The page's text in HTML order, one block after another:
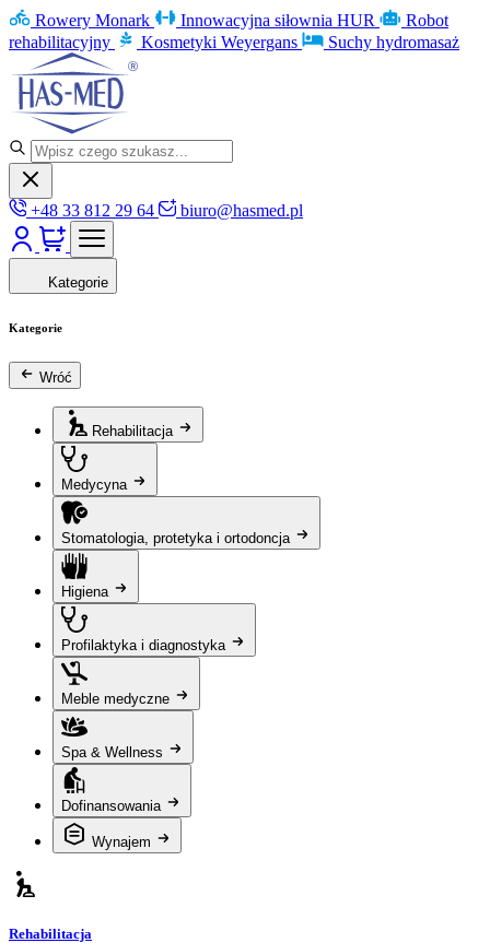
Rowery Monark Innowacyjna siłownia HUR
Robot
rehabilitacyjny
Kosmetyki Weyergans Suchy hydromasaż
+48 33 812 29 64 biuro@hasmed.pl
Kategorie
Kategorie
Wróć
Rehabilitacja
Medycyna
Stomatologia, protetyka i ortodoncja
Higiena
Profilaktyka i diagnostyka
Meble medyczne
Spa & Wellness
Dofinansowania
Wynajem
Rehabilitacja